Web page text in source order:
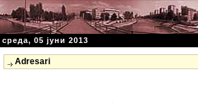
среда, 05 јуни 2013
Adresari